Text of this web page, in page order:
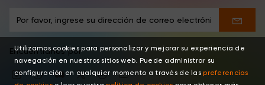
Encuentranos por
Utilizamos cookies para personalizar y mejorar su experiencia de
navegación en nuestros sitios web. Puede administrar su
configuración en cualquier momento a través de laspreferencias